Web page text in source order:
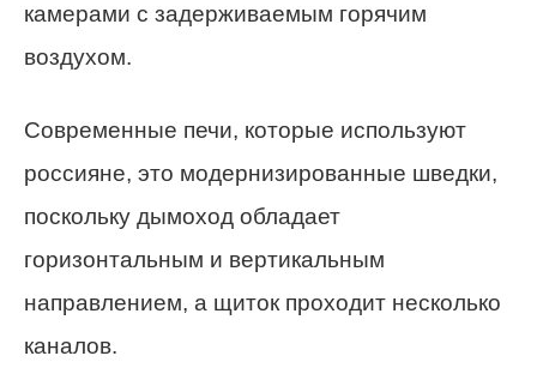
камерами с задерживаемым горячим
воздухом.
Современные печи, которые используют
россияне, это модернизированные шведки,
поскольку дымоход обладает
горизонтальным и вертикальным
направлением, а щиток проходит несколько
каналов.